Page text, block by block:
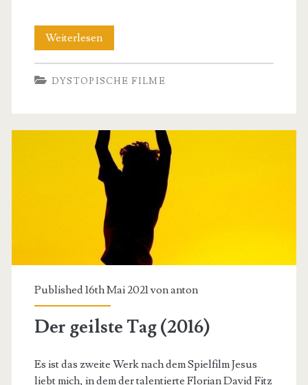
WeiterlesenSternchen
mit
XXL-
Diese
Schauspielerinnen
legten
sich
unters
Messer
DYSTOPISCHE FILME
Published 16th Mai 2021 vonanton
Der geilste Tag (2016)
Es ist das zweite Werk nach dem Spielfilm Jesus
liebt mich, in dem der talentierte Florian David Fitz